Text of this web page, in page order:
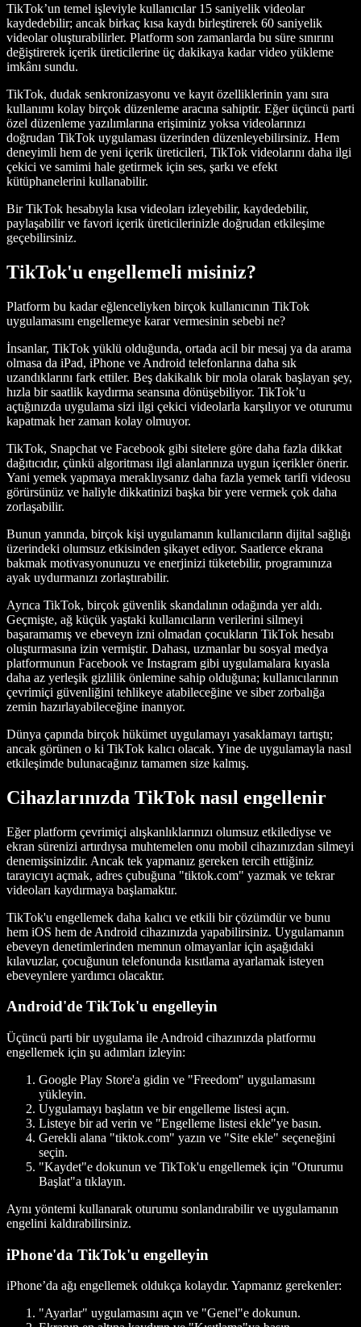
TikTok’un temel işleviyle kullanıcılar 15 saniyelik videolar
kaydedebilir; ancak birkaç kısa kaydı birleştirerek 60 saniyelik
videolar oluşturabilirler. Platform son zamanlarda bu süre sınırını
değiştirerek içerik üreticilerine üç dakikaya kadar video yükleme
imkânı sundu.
TikTok, dudak senkronizasyonu ve kayıt özelliklerinin yanı sıra
kullanımı kolay birçok düzenleme aracına sahiptir. Eğer üçüncü parti
özel düzenleme yazılımlarına erişiminiz yoksa videolarınızı
doğrudan TikTok uygulaması üzerinden düzenleyebilirsiniz. Hem
deneyimli hem de yeni içerik üreticileri, TikTok videolarını daha ilgi
çekici ve samimi hale getirmek için ses, şarkı ve efekt
kütüphanelerini kullanabilir.
Bir TikTok hesabıyla kısa videoları izleyebilir, kaydedebilir,
paylaşabilir ve favori içerik üreticilerinizle doğrudan etkileşime
geçebilirsiniz.
TikTok'u engellemeli misiniz?
Platform bu kadar eğlenceliyken birçok kullanıcının TikTok
uygulamasını engellemeye karar vermesinin sebebi ne?
İnsanlar, TikTok yüklü olduğunda, ortada acil bir mesaj ya da arama
olmasa da iPad, iPhone ve Android telefonlarına daha sık
uzandıklarını fark ettiler. Beş dakikalık bir mola olarak başlayan şey,
hızla bir saatlik kaydırma seansına dönüşebiliyor. TikTok’u
açtığınızda uygulama sizi ilgi çekici videolarla karşılıyor ve oturumu
kapatmak her zaman kolay olmuyor.
TikTok, Snapchat ve Facebook gibi sitelere göre daha fazla dikkat
dağıtıcıdır, çünkü algoritması ilgi alanlarınıza uygun içerikler önerir.
Yani yemek yapmaya meraklıysanız daha fazla yemek tarifi videosu
görürsünüz ve haliyle dikkatinizi başka bir yere vermek çok daha
zorlaşabilir.
Bunun yanında, birçok kişi uygulamanın kullanıcıların dijital sağlığı
üzerindeki olumsuz etkisinden şikayet ediyor. Saatlerce ekrana
bakmak motivasyonunuzu ve enerjinizi tüketebilir, programınıza
ayak uydurmanızı zorlaştırabilir.
Ayrıca TikTok, birçok güvenlik skandalının odağında yer aldı.
Geçmişte, ağ küçük yaştaki kullanıcıların verilerini silmeyi
başaramamış ve ebeveyn izni olmadan çocukların TikTok hesabı
oluşturmasına izin vermiştir. Dahası, uzmanlar bu sosyal medya
platformunun Facebook ve Instagram gibi uygulamalara kıyasla
daha az yerleşik gizlilik önlemine sahip olduğuna; kullanıcılarının
çevrimiçi güvenliğini tehlikeye atabileceğine ve siber zorbalığa
zemin hazırlayabileceğine inanıyor.
Dünya çapında birçok hükümet uygulamayı yasaklamayı tartıştı;
ancak görünen o ki TikTok kalıcı olacak. Yine de uygulamayla nasıl
etkileşimde bulunacağınız tamamen size kalmış.
Cihazlarınızda TikTok nasıl engellenir
Eğer platform çevrimiçi alışkanlıklarınızı olumsuz etkilediyse ve
ekran sürenizi artırdıysa muhtemelen onu mobil cihazınızdan silmeyi
denemişsinizdir. Ancak tek yapmanız gereken tercih ettiğiniz
tarayıcıyı açmak, adres çubuğuna "tiktok.com" yazmak ve tekrar
videoları kaydırmaya başlamaktır.
TikTok'u engellemek daha kalıcı ve etkili bir çözümdür ve bunu
hem iOS hem de Android cihazınızda yapabilirsiniz. Uygulamanın
ebeveyn denetimlerinden memnun olmayanlar için aşağıdaki
kılavuzlar, çocuğunun telefonunda kısıtlama ayarlamak isteyen
ebeveynlere yardımcı olacaktır.
Android'de TikTok'u engelleyin
Üçüncü parti bir uygulama ile Android cihazınızda platformu
engellemek için şu adımları izleyin:
Google Play Store'a gidin ve "Freedom" uygulamasını
yükleyin.
Uygulamayı başlatın ve bir engelleme listesi açın.
Listeye bir ad verin ve "Engelleme listesi ekle"ye basın.
Gerekli alana "tiktok.com" yazın ve "Site ekle" seçeneğini
seçin.
"Kaydet"e dokunun ve TikTok'u engellemek için "Oturumu
Başlat"a tıklayın.
Aynı yöntemi kullanarak oturumu sonlandırabilir ve uygulamanın
engelini kaldırabilirsiniz.
iPhone'da TikTok'u engelleyin
iPhone’da ağı engellemek oldukça kolaydır. Yapmanız gerekenler:
"Ayarlar" uygulamasını açın ve "Genel"e dokunun.